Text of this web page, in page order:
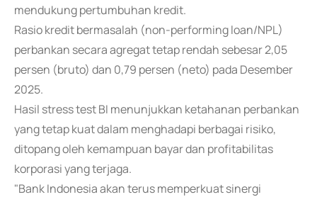
mendukung pertumbuhan kredit.
Rasio kredit bermasalah (non-performing loan/NPL)
perbankan secara agregat tetap rendah sebesar 2,05
persen (bruto) dan 0,79 persen (neto) pada Desember
2025.
Hasil stress test BI menunjukkan ketahanan perbankan
yang tetap kuat dalam menghadapi berbagai risiko,
ditopang oleh kemampuan bayar dan profitabilitas
korporasi yang terjaga.
"Bank Indonesia akan terus memperkuat sinergi